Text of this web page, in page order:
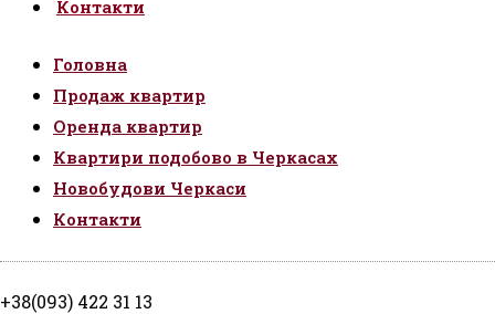
Контакти
Головна
Продаж квартир
Оренда квартир
Квартири подобово в Черкасах
Новобудови Черкаси
Контакти
+38(093) 422 31 13